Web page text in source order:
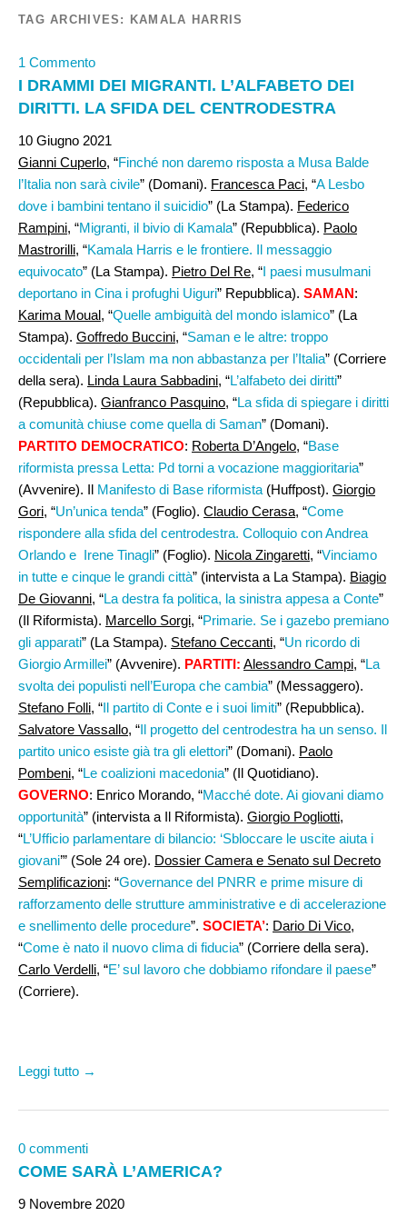
TAG ARCHIVES: KAMALA HARRIS
1 Commento
I DRAMMI DEI MIGRANTI. L’ALFABETO DEI
DIRITTI. LA SFIDA DEL CENTRODESTRA
10 Giugno 2021
Gianni Cuperlo, “Finché non daremo risposta a Musa Balde
l’Italia non sarà civile” (Domani). Francesca Paci, “A Lesbo
dove i bambini tentano il suicidio” (La Stampa). Federico
Rampini, “Migranti, il bivio di Kamala” (Repubblica). Paolo
Mastrorilli, “Kamala Harris e le frontiere. Il messaggio
equivocato” (La Stampa). Pietro Del Re, “I paesi musulmani
deportano in Cina i profughi Uiguri” Repubblica). SAMAN:
Karima Moual, “Quelle ambiguità del mondo islamico” (La
Stampa). Goffredo Buccini, “Saman e le altre: troppo
occidentali per l’Islam ma non abbastanza per l’Italia” (Corriere
della sera). Linda Laura Sabbadini, “L’alfabeto dei diritti”
(Repubblica). Gianfranco Pasquino, “La sfida di spiegare i diritti
a comunità chiuse come quella di Saman” (Domani).
PARTITO DEMOCRATICO: Roberta D’Angelo, “Base
riformista pressa Letta: Pd torni a vocazione maggioritaria”
(Avvenire). Il Manifesto di Base riformista (Huffpost). Giorgio
Gori, “Un’unica tenda” (Foglio). Claudio Cerasa, “Come
rispondere alla sfida del centrodestra. Colloquio con Andrea
Orlando e Irene Tinagli” (Foglio). Nicola Zingaretti, “Vinciamo
in tutte e cinque le grandi città” (intervista a La Stampa). Biagio
De Giovanni, “La destra fa politica, la sinistra appesa a Conte”
(Il Riformista). Marcello Sorgi, “Primarie. Se i gazebo premiano
gli apparati” (La Stampa). Stefano Ceccanti, “Un ricordo di
Giorgio Armillei” (Avvenire). PARTITI: Alessandro Campi, “La
svolta dei populisti nell’Europa che cambia” (Messaggero).
Stefano Folli, “Il partito di Conte e i suoi limiti” (Repubblica).
Salvatore Vassallo, “Il progetto del centrodestra ha un senso. Il
partito unico esiste già tra gli elettori” (Domani). Paolo
Pombeni, “Le coalizioni macedonia” (Il Quotidiano).
GOVERNO: Enrico Morando, “Macché dote. Ai giovani diamo
opportunità” (intervista a Il Riformista). Giorgio Pogliotti,
“L’Ufficio parlamentare di bilancio: ‘Sbloccare le uscite aiuta i
giovani’” (Sole 24 ore). Dossier Camera e Senato sul Decreto
Semplificazioni: “Governance del PNRR e prime misure di
rafforzamento delle strutture amministrative e di accelerazione
e snellimento delle procedure”. SOCIETA’: Dario Di Vico,
“Come è nato il nuovo clima di fiducia” (Corriere della sera).
Carlo Verdelli, “E’ sul lavoro che dobbiamo rifondare il paese”
(Corriere).
Leggi tutto →
0 commenti
COME SARÀ L’AMERICA?
9 Novembre 2020